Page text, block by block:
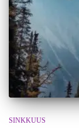
SINKKUUS